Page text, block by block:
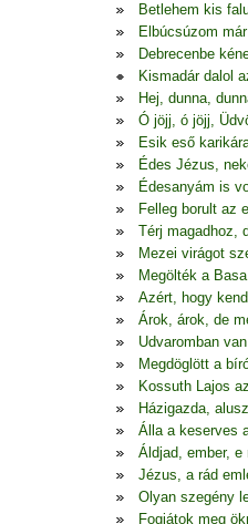
Betlehem kis
Elbúcsúzom
Debrecenbe
Kismadár dalol
Hej, dunna,
Ó jöjj, ó jöjj,
Esik eső
Édes Jézus,
Édesanyám is
Felleg borult az
Térj magadhoz,
Mezei virágot
Megölték a
Azért, hogy
Árok, árok, de
Udvaromban
Megdöglött a
Kossuth Lajos
Házigazda,
Álla a keserves
Áldjad, ember, e
Jézus, a rád
Olyan szegény
Fogjátok meg